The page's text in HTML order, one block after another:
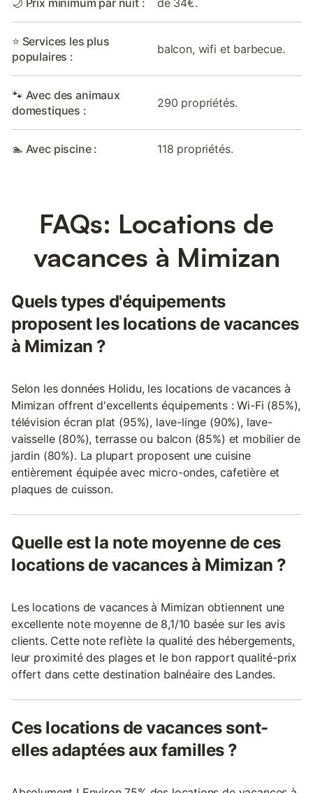
🌙 Prix minimum par nuit : de 34€.
⭐ Services les plus
populaires :
balcon, wifi et barbecue.
🐾 Avec des animaux
domestiques :
290 propriétés.
🏊 Avec piscine : 118 propriétés.
FAQs: Locations de
vacances à Mimizan
Quels types d'équipements
proposent les locations de vacances
à Mimizan ?
Selon les données Holidu, les locations de vacances à
Mimizan offrent d'excellents équipements : Wi-Fi (85%),
télévision écran plat (95%), lave-linge (90%), lave-
vaisselle (80%), terrasse ou balcon (85%) et mobilier de
jardin (80%). La plupart proposent une cuisine
entièrement équipée avec micro-ondes, cafetière et
plaques de cuisson.
Quelle est la note moyenne de ces
locations de vacances à Mimizan ?
Les locations de vacances à Mimizan obtiennent une
excellente note moyenne de 8,1/10 basée sur les avis
clients. Cette note reflète la qualité des hébergements,
leur proximité des plages et le bon rapport qualité-prix
offert dans cette destination balnéaire des Landes.
Ces locations de vacances sont-
elles adaptées aux familles ?